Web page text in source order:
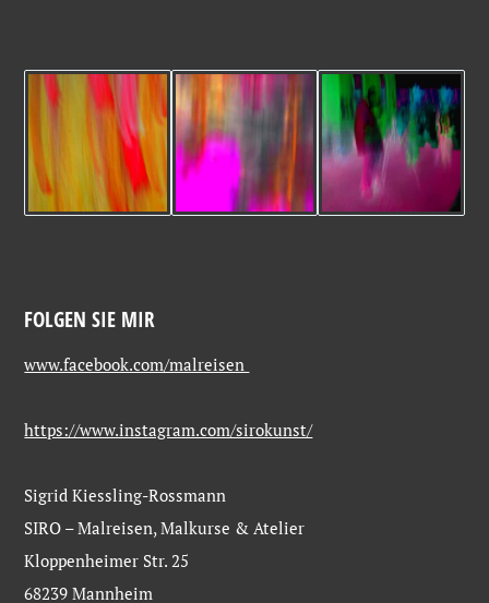
FOLGEN SIE MIR
www.facebook.com/malreisen
https://www.instagram.com/sirokunst/
Sigrid Kiessling-Rossmann
SIRO – Malreisen, Malkurse & Atelier
Kloppenheimer Str. 25
68239 Mannheim